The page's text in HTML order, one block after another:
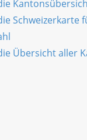
Schweizerkarte
Übersicht aller